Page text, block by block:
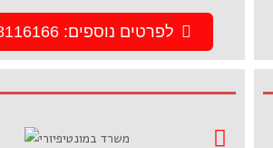
לפרטים נוספים: 054-8116166